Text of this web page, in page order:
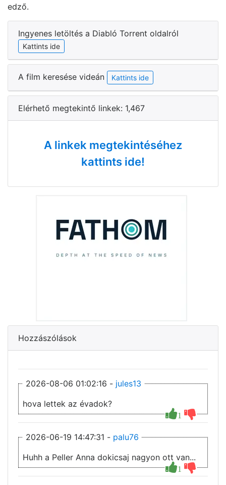
edző.
Ingyenes letöltés a Diabló Torrent oldalról
Kattints ide
A film keresése videán Kattints ide
Elérhető megtekintő linkek: 1,467
A linkek megtekintéséhez
kattints ide!
Hozzászólások
2026-08-06 01:02:16 - jules13
1
hova lettek az évadok?
2026-06-19 14:47:31 - palu76
1
Huhh a Peller Anna dokicsaj nagyon ott van...